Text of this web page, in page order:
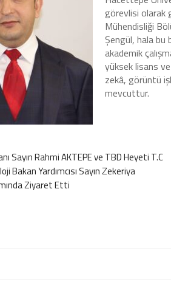
görevlisi olarak
Mühendisliği
Şengül, hala bu
akademik
yüksek lisans
zekâ, görüntü
mevcuttur.
Sayın Rahmi AKTEPE ve TBD Heyeti T.C
Bakan Yardımcısı Sayın Zekeriya
Ziyaret Etti